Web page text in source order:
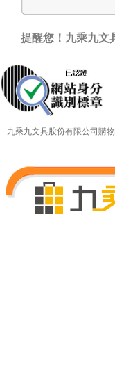
提醒您！九乘九文
九乘九文具股份有限公司